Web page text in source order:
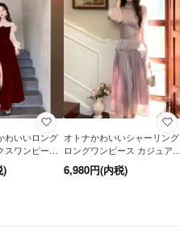
わいいロング
ワンピース
赤 黒
)
オトナかわいいシャーリング
ロングワンピース カジュアル
ドレス 2色 オケージョン
6,980円(内税)